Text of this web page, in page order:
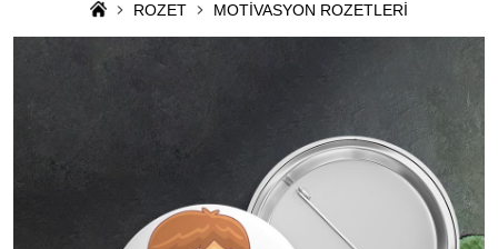
ROZET MOTİVASYON ROZETLERİ